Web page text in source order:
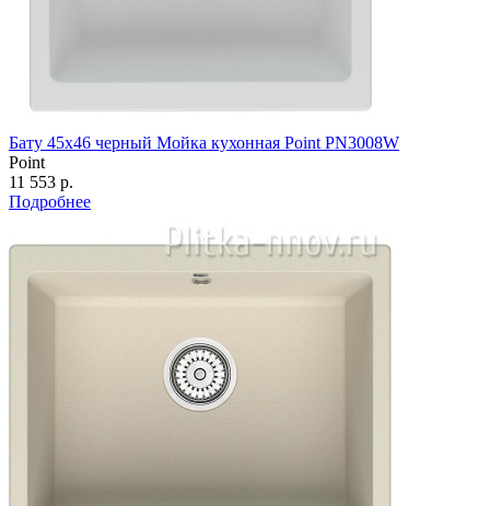
Бату 45х46 черный Мойка кухонная Point PN3008W
Point
11 553 р.
Подробнее